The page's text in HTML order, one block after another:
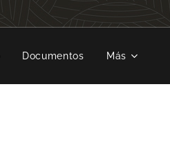
Documentos Más